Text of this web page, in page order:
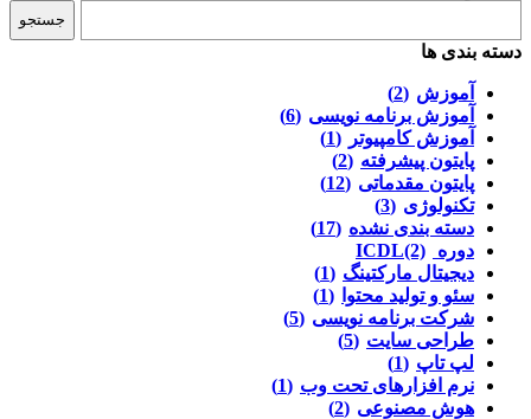
جستجو
دسته بندی ها
آموزش
آموزش برنامه نویسی
آموزش کامپیوتر
پایتون پیشرفته
پایتون مقدماتی
تکنولوژی
دسته بندی نشده
دوره ICDL
(2)
دیجیتال مارکتینگ
سئو و تولید محتوا
شرکت برنامه نویسی
طراحی سایت
لپ تاپ
نرم افزارهای تحت وب
هوش مصنوعی